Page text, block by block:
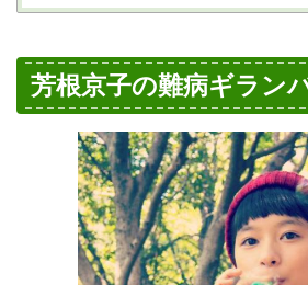
芳根京子の難病ギラン